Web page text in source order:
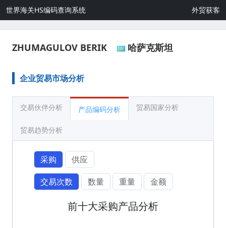
世界海关HS编码查询系统 外贸获客
ZHUMAGULOV BERIK 哈萨克斯坦
企业贸易市场分析
交易伙伴分析 产品编码分析 贸易国家分析
贸易趋势分析
采购
供应
交易次数
数量 重量 金额
前十大采购产品分析